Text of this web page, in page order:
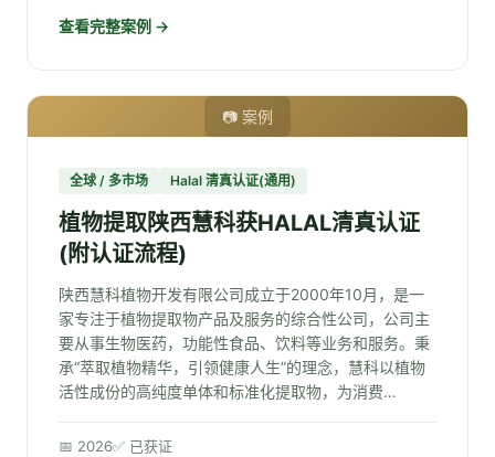
查看完整案例 →
📷 案例
全球 / 多市场 Halal 清真认证(通用)
植物提取陕西慧科获HALAL清真认证
(附认证流程)
陕西慧科植物开发有限公司成立于2000年10月，是一
家专注于植物提取物产品及服务的综合性公司，公司主
要从事生物医药，功能性食品、饮料等业务和服务。秉
承“萃取植物精华，引领健康人生”的理念，慧科以植物
活性成份的高纯度单体和标准化提取物，为消费…
📅 2026✅ 已获证